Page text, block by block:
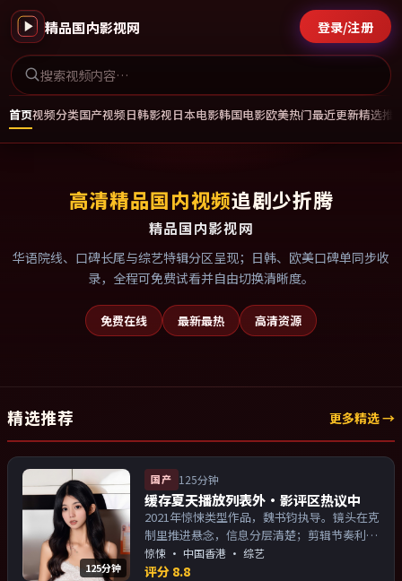
精品国内影视网 登录/注册
首页视频分类国产视频日韩影视日本电影韩国电影欧美热门最近更新精选推
高清精品国内视频追剧少折腾
精品国内影视网
华语院线、口碑长尾与综艺特辑分区呈现；日韩、欧美口碑单同步收
录，全程可免费试看并自由切换清晰度。
免费在线 最新最热 高清资源
精选推荐 更多精选 →
125分钟
国产 125分钟
缓存夏天播放列表外·影评区热议中
2021年惊悚类型作品，魏书钧执导。镜头在克
制里推进悬念，信息分层清楚；剪辑节奏利
落，观感顺滑。主演以演技派为主，适合喜欢
强叙事与人物关系的观众加入片单。
惊悚 · 中国香港 · 综艺
评分 8.8